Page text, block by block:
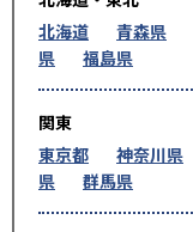
北海道
青森県
県
福島県
関東
東京都
神奈川県
県
群馬県